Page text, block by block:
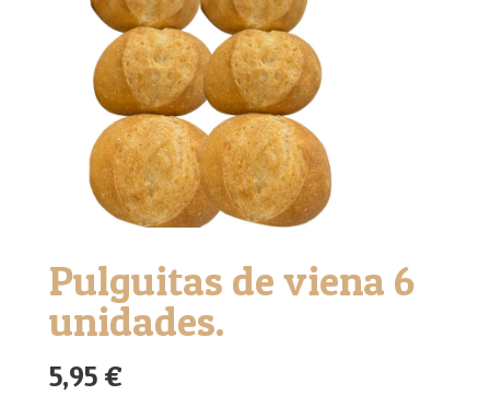
Pulguitas de viena 6
unidades.
5,95 €